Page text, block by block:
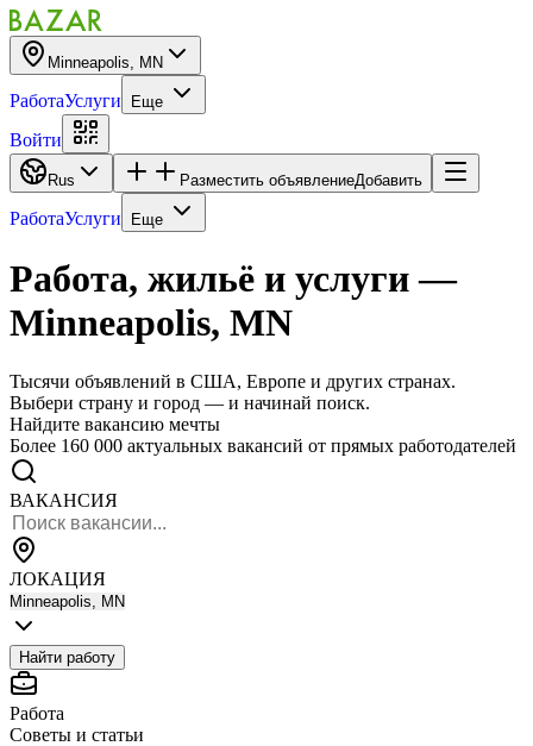
Minneapolis, MN
РаботаУслуги Еще
Войти
Rus Разместить объявлениеДобавить
РаботаУслуги Еще
Работа, жильё и услуги—
Minneapolis, MN
Тысячи объявлений в США, Европе и других странах.
Выбери страну и город — и начинай поиск.
Найдите вакансию мечты
Более 160 000 актуальных вакансий от прямых работодателей
ВАКАНСИЯ
ЛОКАЦИЯ
Minneapolis, MN
Найти работу
Работа
Советы и статьи